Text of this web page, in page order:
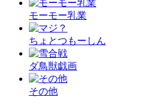
モーモー乳業
ちょとつもーしん
ダ鳥獣戯画
その他